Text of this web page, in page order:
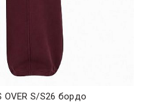
ПОКУПКА
OVER S/S26 бордо